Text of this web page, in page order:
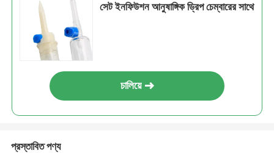
সেট ইনফিউশন আনুষাঙ্গিক ড্রিপ চেম্বারের সাথে
চালিয়ে
প্রস্তাবিত পণ্য